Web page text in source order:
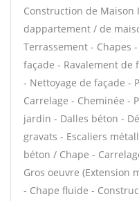
Construction de Maison
dappartement / de
Terrassement - Chapes
façade - Ravalement
- Nettoyage de façade -
Carrelage - Cheminée -
jardin - Dalles béton -
gravats - Escaliers
béton / Chape -
Gros oeuvre (Extension
- Chape fluide -